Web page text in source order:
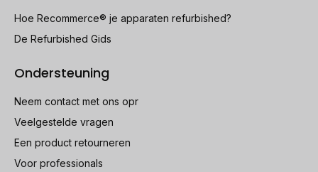
Hoe Recommerce® je apparaten refurbished?
De Refurbished Gids
Ondersteuning
Neem contact met ons opr
Veelgestelde vragen
Een product retourneren
Voor professionals